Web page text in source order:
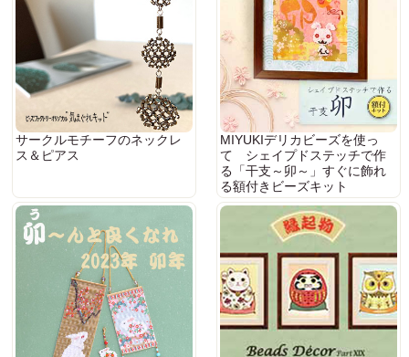
サークルモチーフのネックレ
ス＆ピアス
MIYUKIデリカビーズを使っ
て シェイプドステッチで作
る「干支～卯～」すぐに飾れ
る額付きビーズキット